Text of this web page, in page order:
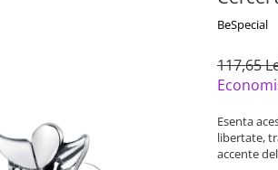
BeSpecial
117,65
Esenta
libertate,
accente